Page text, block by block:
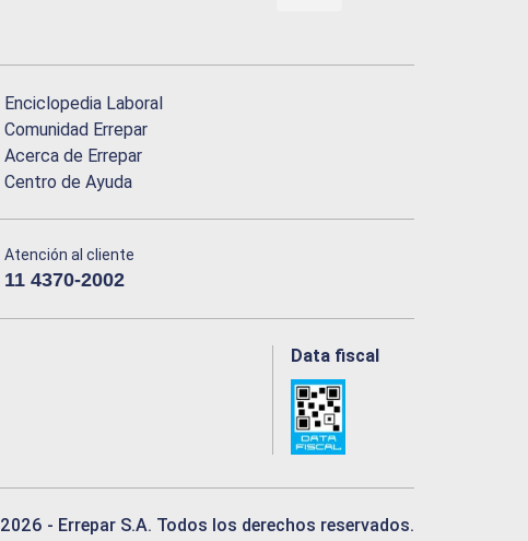
Enciclopedia Laboral
Comunidad Errepar
Acerca de Errepar
Centro de Ayuda
Atención al cliente
11 4370-2002
Data fiscal
2026 - Errepar S.A. Todos los derechos reservados.